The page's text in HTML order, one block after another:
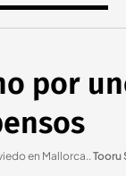
por
en Mallorca..Tooru